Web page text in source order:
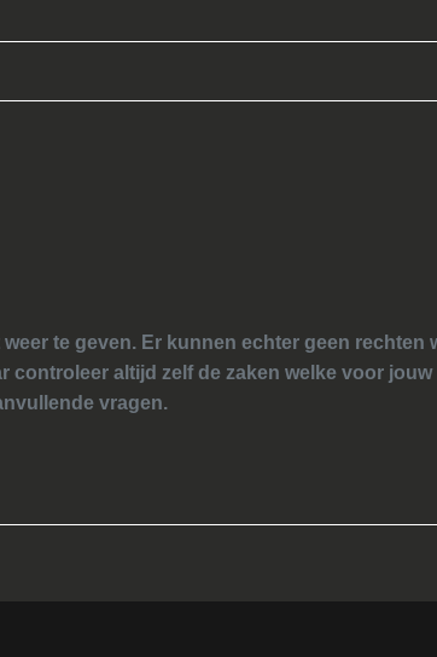
te geven. Er kunnen echter geen rechten
altijd zelf de zaken welke voor
vragen.